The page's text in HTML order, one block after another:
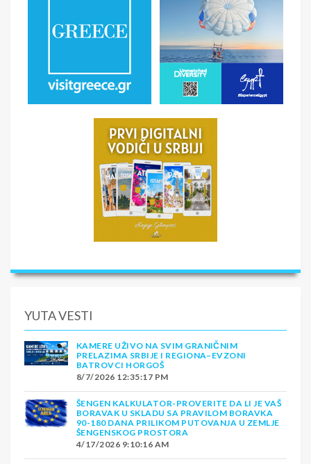
YUTA VESTI
KAMERE UŽIVO NA SVIM GRANIČNIM
PRELAZIMA SRBIJE I REGIONA–EVZONI
BATROVCI HORGOŠ
8/7/2026 12:35:17 PM
ŠENGEN KALKULATOR-PROVERITE DA LI JE VAŠ
BORAVAK U SKLADU SA PRAVILOM BORAVKA
90-180 DANA PRILIKOM PUTOVANJA U ZEMLJE
ŠENGENSKOG PROSTORA
4/17/2026 9:10:16 AM